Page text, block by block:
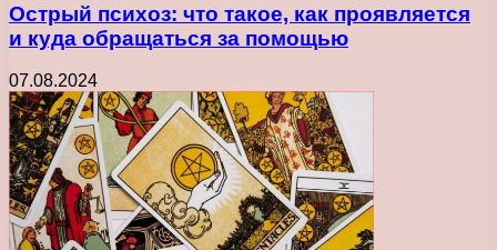
Острый психоз: что такое, как проявляется
и куда обращаться за помощью
07.08.2024